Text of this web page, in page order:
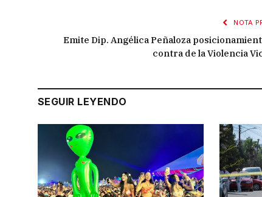
NOTA
Emite Dip. Angélica Peñaloza
contra de la Violencia
SEGUIR LEYENDO